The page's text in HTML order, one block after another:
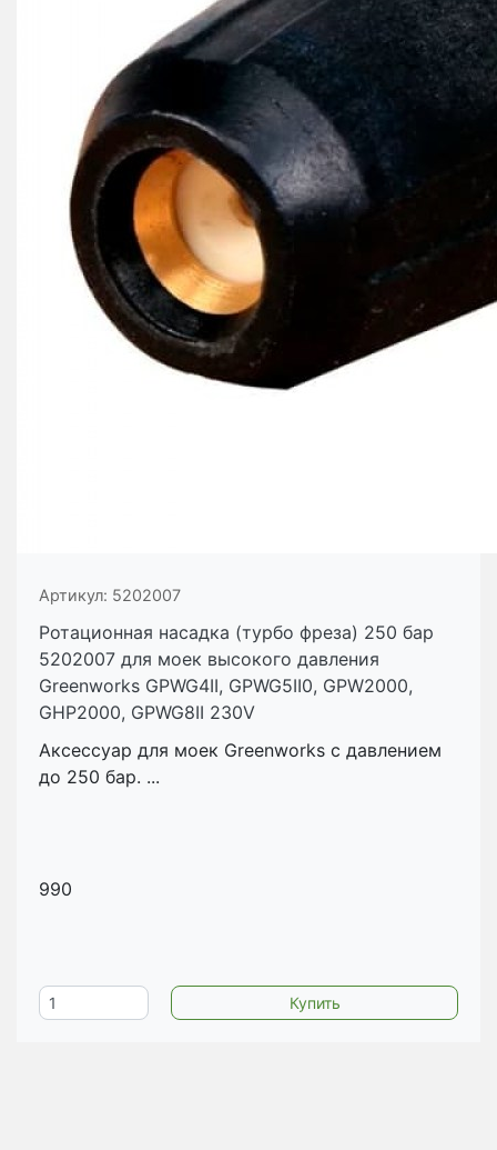
Артикул: 5202007
Ротационная насадка (турбо фреза) 250 бар
5202007 для моек высокого давления
Greenworks GPWG4II, GPWG5II0, GPW2000,
GHP2000, GPWG8II 230V
Аксессуар для моек Greenworks с давлением
до 250 бар. ...
990